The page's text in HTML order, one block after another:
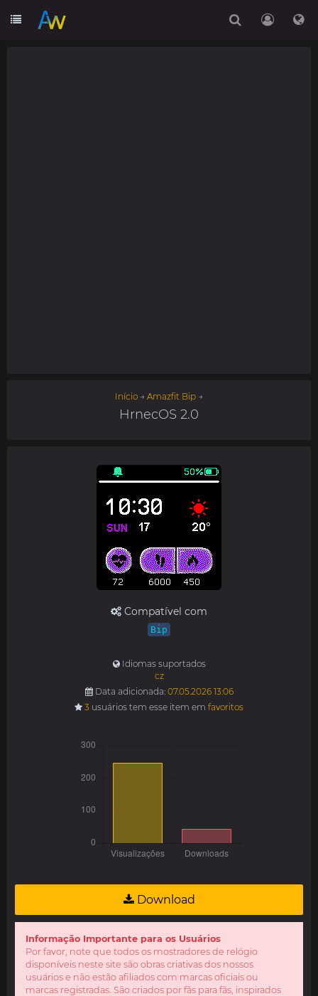
Início → Amazfit Bip →
HrnecOS 2.0
Compatível com
Bip
Idiomas suportados
cz
Data adicionada: 07.05.2026 13:06
3 usuários tem esse item em favoritos
Download
Informação Importante para os Usuários
Por favor, note que todos os mostradores de relógio
disponíveis neste site são obras criativas dos nossos
usuários e não estão afiliados com marcas oficiais ou
marcas registradas. São criados por fãs para fãs, inspirados